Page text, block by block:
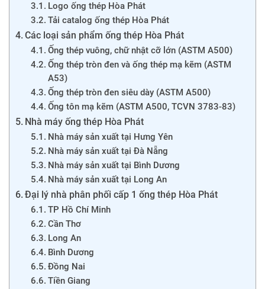
Logo ống thép Hòa Phát
Tải catalog ống thép Hòa Phát
Các loại sản phẩm ống thép Hòa Phát
Ống thép vuông, chữ nhật cỡ lớn (ASTM A500)
Ống thép tròn đen và ống thép mạ kẽm (ASTM
A53)
Ống thép tròn đen siêu dày (ASTM A500)
Ống tôn mạ kẽm (ASTM A500, TCVN 3783-83)
Nhà máy ống thép Hòa Phát
Nhà máy sản xuất tại Hưng Yên
Nhà máy sản xuất tại Đà Nẵng
Nhà máy sản xuất tại Bình Dương
Nhà máy sản xuất tại Long An
Đại lý nhà phân phối cấp 1 ống thép Hòa Phát
TP Hồ Chí Minh
Cần Thơ
Long An
Bình Dương
Đồng Nai
Tiền Giang